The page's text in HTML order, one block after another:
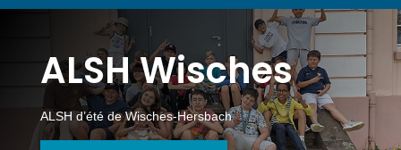
ALSH Wisches
ALSH d’été de Wisches-Hersbach